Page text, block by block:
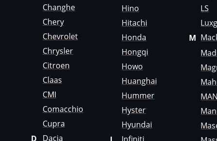
Grove
Groz
Hafei
Haima
Hamm
Haval
Changhe
Chery
Chevrolet
Chrysler
Citroen
Claas
CMI
Comacchio
Cupra
D
Dacia
Hino
Hitachi
Honda
Hongqi
Howo
Huanghai
Hummer
Hyster
Hyundai
LS
M
MAN